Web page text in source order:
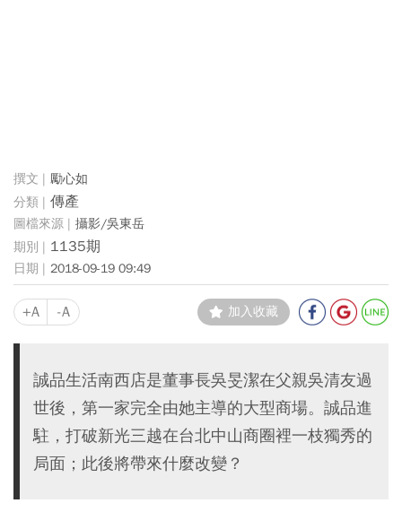
勵心如
傳產
攝影/吳東岳
1135期
2018-09-19 09:49
+A -A 加入收藏
誠品生活南西店是董事長吳旻潔在父親吳清友過
世後，第一家完全由她主導的大型商場。誠品進
駐，打破新光三越在台北中山商圈裡一枝獨秀的
局面；此後將帶來什麼改變？